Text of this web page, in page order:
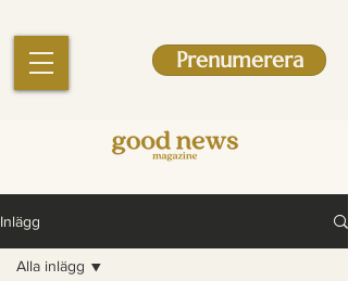
Prenumerera
Inlägg
Alla inlägg